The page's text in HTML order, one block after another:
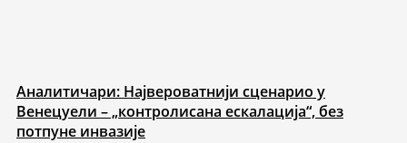
Аналитичари: Највероватнији сценарио у
Венецуели – „контролисана ескалација“, без
потпуне инвазије